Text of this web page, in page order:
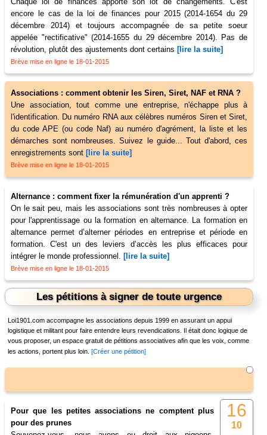
encore le cas de la loi de finances pour 2015 (2014-1654 du 29
décembre 2014) et toujours accompagnée de sa petite soeur
appelée "rectificative" (2014-1655 du 29 décembre 2014). Pas de
révolution, plutôt des ajustements dont certains [lire la suite]
Brève mise en ligne le 18-01-2015
Associations : comment obtenir les Siren, Siret, NAF et RNA ?
Une association, tout comme une entreprise, n'échappe plus à
l'identification. Du numéro RNA aux célèbres numéros Siren et Siret,
du code APE (ou code Naf) au numéro d'agrément, la liste et les
démarches sont nombreuses. Suivez le guide... Tout d'abord, ces
enregistrements sont [lire la suite]
Brève mise en ligne le 18-01-2015
Alternance : comment fixer la rémunération d'un apprenti ?
On le sait peu, mais les associations sont très nombreuses à opter
pour l'apprentissage ou la formation en alternance. La formation en
alternance permet d’alterner périodes en entreprise et période en
formation. C'est un des leviers d’accès les plus efficaces pour
intégrer le monde professionnel.
[lire la suite]
Brève mise en ligne le 18-01-2015
Les pétitions à signer de toute urgence
Loi1901.com accompagne les associations depuis 1999 en assurant un appui
logistique et militant pour faire entendre leurs revendications. Il était donc logique de
vous proposer, un espace gratuit de pétitions associatives afin que les voix, comme
les actions, portent plus loin. [Créer une pétition]
16
10
Pour que les petites associations ne comptent plus
pour des prunes